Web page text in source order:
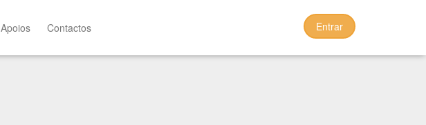
Apoios Contactos Entrar